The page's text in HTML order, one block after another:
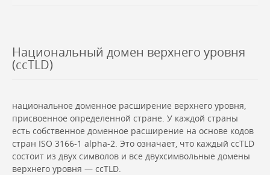
Национальный домен верхнего уровня
(ссTLD)
национальное доменное расширение верхнего уровня,
присвоенное определенной стране. У каждой страны
есть собственное доменное расширение на основе кодов
стран ISO 3166-1 alpha-2. Это означает, что каждый ccTLD
состоит из двух символов и все двухсимвольные домены
верхнего уровня — ccTLD.